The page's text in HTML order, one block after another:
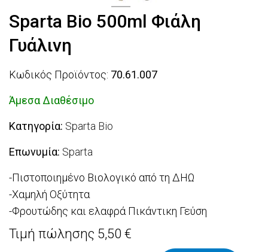
Sparta Bio 500ml Φιάλη
Γυάλινη
Κωδικός Προϊόντος: 70.61.007
Άμεσα Διαθέσιμο
Κατηγορία: Sparta Bio
Επωνυμία: Sparta
-Πιστοποιημένο Βιολογικό από τη ΔΗΩ
-Χαμηλή Οξύτητα
-Φρουτώδης και ελαφρά Πικάντικη Γεύση
Τιμή πώλησης 5,50 €